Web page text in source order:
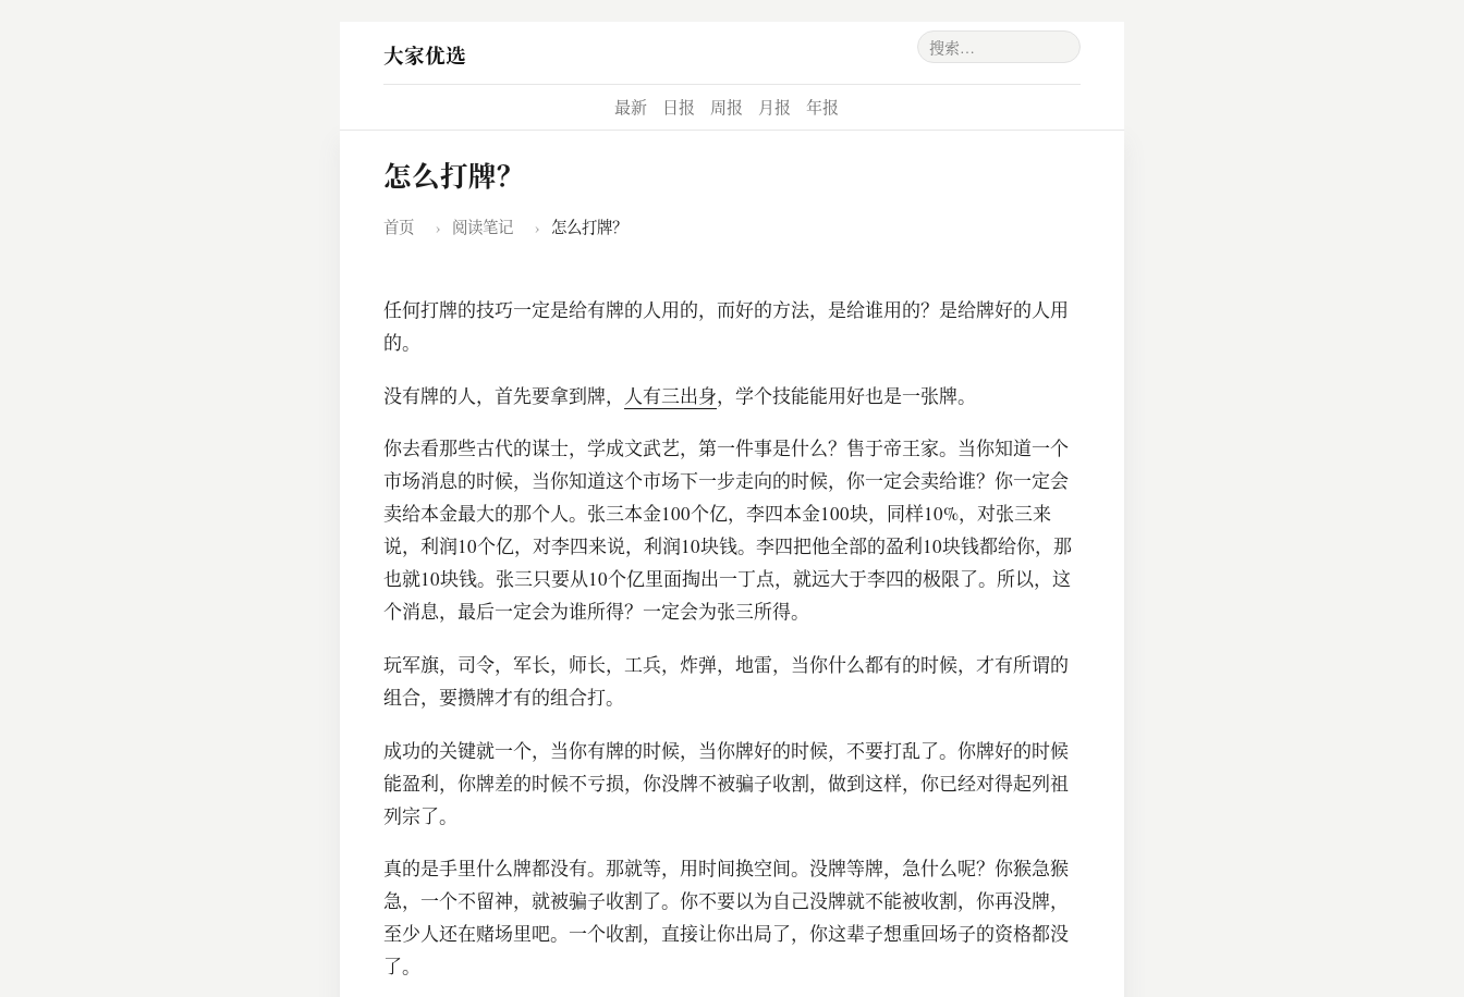
大家优选
最新 日报 周报 月报 年报
怎么打牌？
首页 › 阅读笔记 › 怎么打牌？
任何打牌的技巧一定是给有牌的人用的，而好的方法，是给谁用的？是给牌好的人用
的。
没有牌的人，首先要拿到牌， 人有三出身，学个技能能用好也是一张牌。
你去看那些古代的谋士，学成文武艺，第一件事是什么？售于帝王家。当你知道一个
市场消息的时候，当你知道这个市场下一步走向的时候，你一定会卖给谁？你一定会
卖给本金最大的那个人。张三本金100个亿，李四本金100块，同样10%，对张三来
说，利润10个亿，对李四来说，利润10块钱。李四把他全部的盈利10块钱都给你，那
也就10块钱。张三只要从10个亿里面掏出一丁点，就远大于李四的极限了。所以，这
个消息，最后一定会为谁所得？一定会为张三所得。
玩军旗，司令，军长，师长，工兵，炸弹，地雷，当你什么都有的时候，才有所谓的
组合，要攒牌才有的组合打。
成功的关键就一个，当你有牌的时候，当你牌好的时候，不要打乱了。你牌好的时候
能盈利，你牌差的时候不亏损，你没牌不被骗子收割，做到这样，你已经对得起列祖
列宗了。
真的是手里什么牌都没有。那就等，用时间换空间。没牌等牌，急什么呢？你猴急猴
急，一个不留神，就被骗子收割了。你不要以为自己没牌就不能被收割，你再没牌，
至少人还在赌场里吧。一个收割，直接让你出局了，你这辈子想重回场子的资格都没
了。